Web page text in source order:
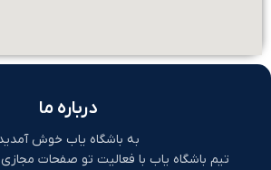
درباره ما
به باشگاه یاب خوش
تیم باشگاه یاب با فعالیت تو صفحات